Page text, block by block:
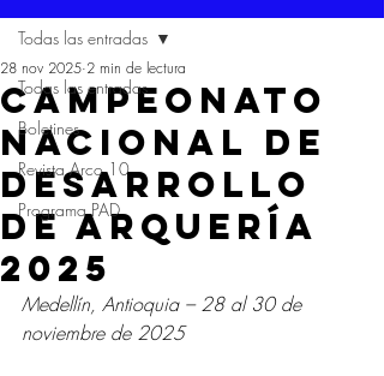
Todas las entradas
Boletines
Revista Arco 10
Programa PAD
Todas las entradas
CAMPEONATO
NACIONAL DE
DESARROLLO
DE ARQUERÍA
2025
28 nov 2025 2 min de lectura
Medellín, Antioquia – 28 al 30 de
noviembre de 2025